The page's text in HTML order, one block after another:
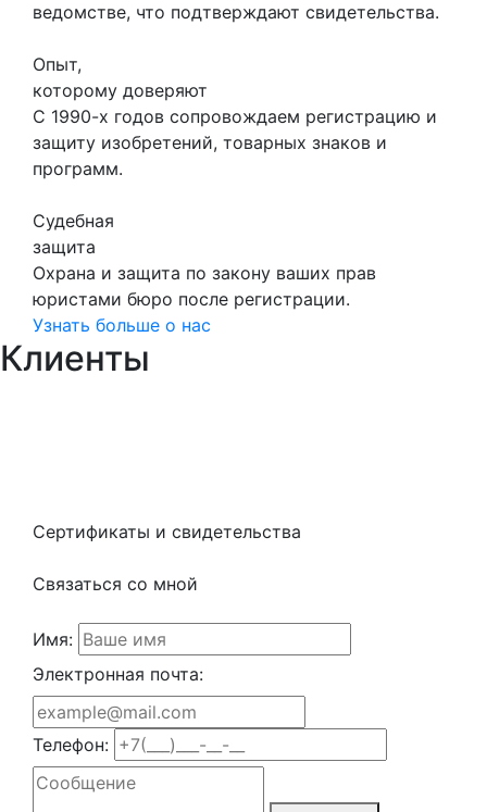
ведомстве, что подтверждают свидетельства.
Опыт,
которому доверяют
С 1990-х годов сопровождаем регистрацию и
защиту изобретений, товарных знаков и
программ.
Судебная
защита
Охрана и защита по закону ваших прав
юристами бюро после регистрации.
Узнать больше о нас
Клиенты
Сертификаты и свидетельства
Связаться со мной
Имя:
Электронная почта:
Телефон: